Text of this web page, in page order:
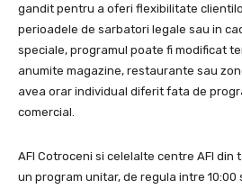
gandit pentru a oferi flexibilitate
perioadele de sarbatori legale sau in
speciale, programul poate fi modificat
anumite magazine, restaurante sau
avea orar individual diferit fata de
comercial.
AFI Cotroceni si celelalte centre AFI
un program unitar, de regula intre 10:00